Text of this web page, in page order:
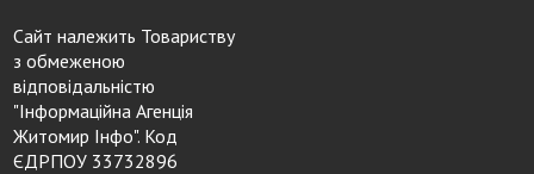
Сайт належить Товариству
з обмеженою
відповідальністю
"Інформаційна Агенція
Житомир Інфо". Код
ЄДРПОУ 33732896